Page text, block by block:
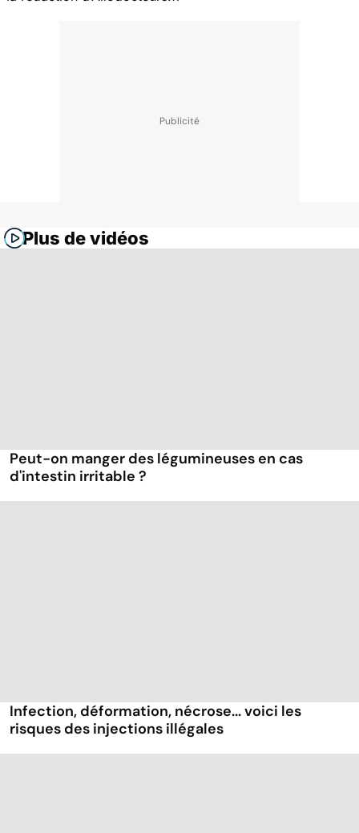
Plus de vidéos
Peut-on manger des légumineuses en cas
d'intestin irritable ?
Infection, déformation, nécrose... voici les
risques des injections illégales